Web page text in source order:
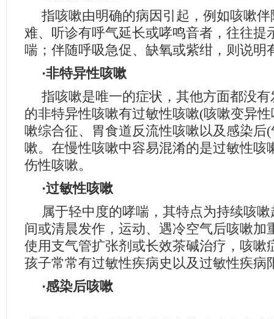
指咳嗽由明确的病因引起，例如咳嗽
难、听诊有呼气延长或哮鸣音者，往往提
喘；伴随呼吸急促、缺氧或紫绀，则说明
·非特异性咳嗽
指咳嗽是唯一的症状，其他方面都没
的非特异性咳嗽有过敏性咳嗽(咳嗽变异
嗽综合征、胃食道反流性咳嗽以及感染后
嗽。在慢性咳嗽中容易混淆的是过敏性咳
伤性咳嗽。
·过敏性咳嗽
属于轻中度的哮喘，其特点为持续咳
间或清晨发作，运动、遇冷空气后咳嗽加
使用支气管扩张剂或长效茶碱治疗，咳嗽
孩子常常有过敏性疾病史以及过敏性疾病
·感染后咳嗽